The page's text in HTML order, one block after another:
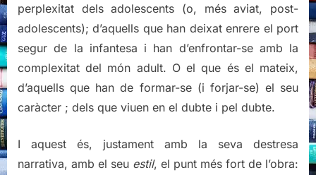
perplexitat dels adolescents (o, més aviat, post-
adolescents); d’aquells que han deixat enrere el port
segur de la infantesa i han d’enfrontar-se amb la
complexitat del món adult. O el que és el mateix,
d’aquells que han de formar-se (i forjar-se) el seu
caràcter ; dels que viuen en el dubte i pel dubte.
I aquest és, justament amb la seva destresa
narrativa, amb el seu estil, el punt més fort de l’obra: